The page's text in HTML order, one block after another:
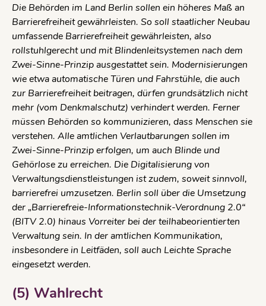
Die Behörden im Land Berlin sollen ein höheres Maß an
Barrierefreiheit gewährleisten. So soll staatlicher Neubau
umfassende Barrierefreiheit gewährleisten, also
rollstuhlgerecht und mit Blindenleitsystemen nach dem
Zwei-Sinne-Prinzip ausgestattet sein. Modernisierungen
wie etwa automatische Türen und Fahrstühle, die auch
zur Barrierefreiheit beitragen, dürfen grundsätzlich nicht
mehr (vom Denkmalschutz) verhindert werden. Ferner
müssen Behörden so kommunizieren, dass Menschen sie
verstehen. Alle amtlichen Verlautbarungen sollen im
Zwei-Sinne-Prinzip erfolgen, um auch Blinde und
Gehörlose zu erreichen. Die Digitalisierung von
Verwaltungsdienstleistungen ist zudem, soweit sinnvoll,
barrierefrei umzusetzen. Berlin soll über die Umsetzung
der „Barrierefreie-Informationstechnik-Verordnung 2.0“
(BITV 2.0) hinaus Vorreiter bei der teilhabeorientierten
Verwaltung sein. In der amtlichen Kommunikation,
insbesondere in Leitfäden, soll auch Leichte Sprache
eingesetzt werden.
(5) Wahlrecht